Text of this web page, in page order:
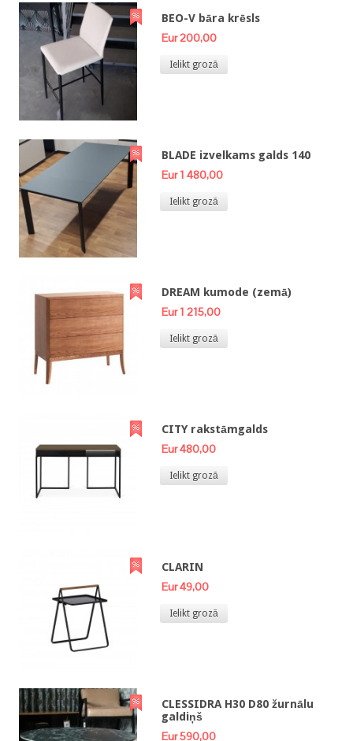
BEO-V bāra krēsls
Eur 200,00
Ielikt grozā
BLADE izvelkams galds 140
Eur 1 480,00
Ielikt grozā
DREAM kumode (zemā)
Eur 1 215,00
Ielikt grozā
CITY rakstāmgalds
Eur 480,00
Ielikt grozā
CLARIN
Eur 49,00
Ielikt grozā
CLESSIDRA H30 D80 žurnālu
galdiņš
Eur 590,00